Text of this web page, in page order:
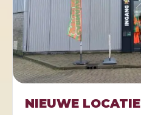
NIEUWE LOCATIE